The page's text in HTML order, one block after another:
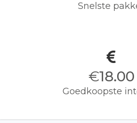
Snelste
€18.00
Goedkoopste